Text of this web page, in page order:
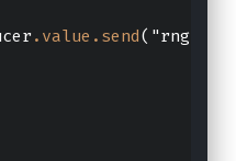
.value .send